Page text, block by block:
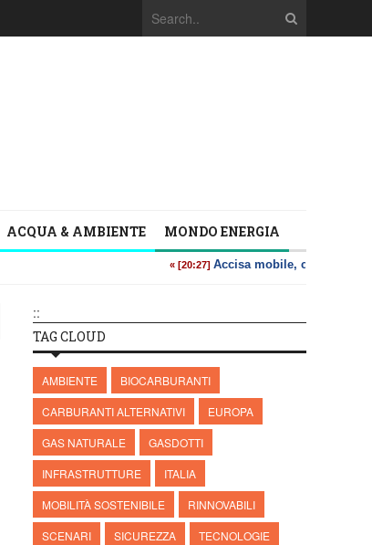
ACQUA & AMBIENTE MONDO ENERGIA
::
TAG CLOUD
AMBIENTE
BIOCARBURANTI
CARBURANTI ALTERNATIVI
EUROPA
GAS NATURALE
GASDOTTI
INFRASTRUTTURE
ITALIA
MOBILITÀ SOSTENIBILE
RINNOVABILI
SCENARI
SICUREZZA TECNOLOGIE